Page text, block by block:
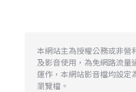
本網站主為授權公務或非營
及影音使用，為免網路流量
運作，本網站影音檔均設定
瀏覽檔。